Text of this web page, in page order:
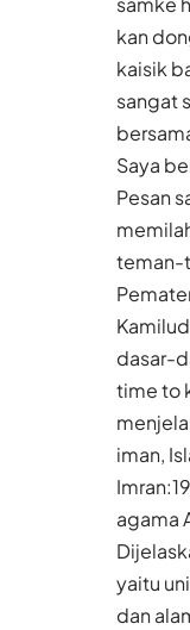
kan
kaisik
sangat
Saya
Pesan
teman-
dasar-
time to
iman,
agama
yaitu
dan